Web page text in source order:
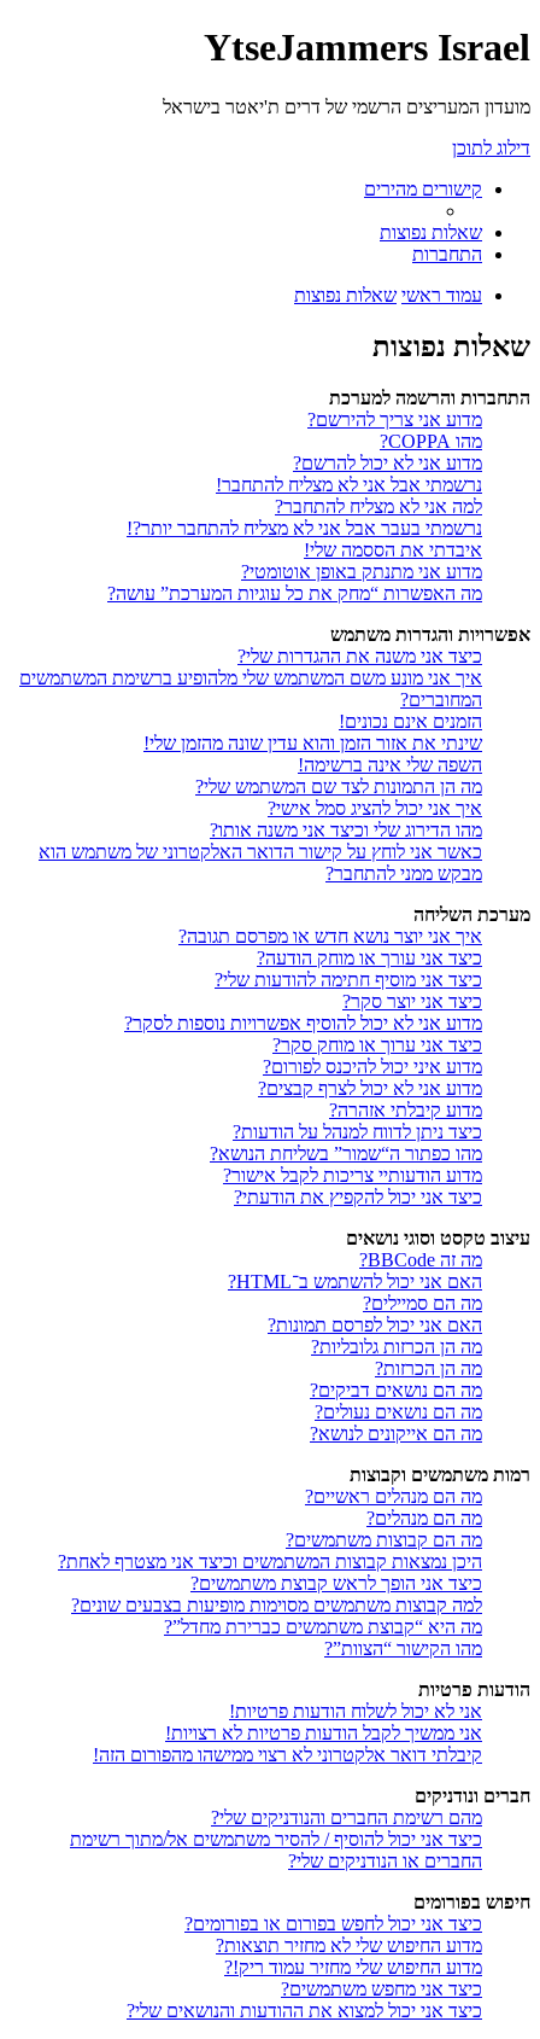
YtseJammers Israel
מועדון המעריצים הרשמי של דרים ת'יאטר בישראל
דילוג לתוכן
קישורים מהירים
שאלות נפוצות
התחברות
עמוד ראשי שאלות נפוצות
שאלות נפוצות
התחברות והרשמה למערכת
מדוע אני צריך להירשם?
מהו COPPA?
מדוע אני לא יכול להרשם?
נרשמתי אבל אני לא מצליח להתחבר!
למה אני לא מצליח להתחבר?
נרשמתי בעבר אבל אני לא מצליח להתחבר יותר?!
איבדתי את הססמה שלי!
מדוע אני מתנתק באופן אוטומטי?
מה האפשרות “מחק את כל עוגיות המערכת” עושה?
אפשרויות והגדרות משתמש
כיצד אני משנה את ההגדרות שלי?
איך אני מונע משם המשתמש שלי מלהופיע ברשימת המשתמשים
המחוברים?
הזמנים אינם נכונים!
שינתי את אזור הזמן והוא עדין שונה מהזמן שלי!
השפה שלי אינה ברשימה!
מה הן התמונות לצד שם המשתמש שלי?
איך אני יכול להציג סמל אישי?
מהו הדירוג שלי וכיצד אני משנה אותו?
כאשר אני לוחץ על קישור הדואר האלקטרוני של משתמש הוא
מבקש ממני להתחבר?
מערכת השליחה
איך אני יוצר נושא חדש או מפרסם תגובה?
כיצד אני עורך או מוחק הודעה?
כיצד אני מוסיף חתימה להודעות שלי?
כיצד אני יוצר סקר?
מדוע אני לא יכול להוסיף אפשרויות נוספות לסקר?
כיצד אני ערוך או מוחק סקר?
מדוע איני יכול להיכנס לפורום?
מדוע אני לא יכול לצרף קבצים?
מדוע קיבלתי אזהרה?
כיצד ניתן לדווח למנהל על הודעות?
מהו כפתור ה“שמור” בשליחת הנושא?
מדוע הודעותיי צריכות לקבל אישור?
כיצד אני יכול להקפיץ את הודעתי?
עיצוב טקסט וסוגי נושאים
מה זה BBCode?
האם אני יכול להשתמש ב־HTML?
מה הם סמיילים?
האם אני יכול לפרסם תמונות?
מה הן הכרזות גלובליות?
מה הן הכרזות?
מה הם נושאים דביקים?
מה הם נושאים נעולים?
מה הם אייקונים לנושא?
רמות משתמשים וקבוצות
מה הם מנהלים ראשיים?
מה הם מנהלים?
מה הם קבוצות משתמשים?
היכן נמצאות קבוצות המשתמשים וכיצד אני מצטרף לאחת?
כיצד אני הופך לראש קבוצת משתמשים?
למה קבוצות משתמשים מסוימות מופיעות בצבעים שונים?
מה היא “קבוצת משתמשים כברירת מחדל”?
מהו הקישור “הצוות”?
הודעות פרטיות
אני לא יכול לשלוח הודעות פרטיות!
אני ממשיך לקבל הודעות פרטיות לא רצויות!
קיבלתי דואר אלקטרוני לא רצוי ממישהו מהפורום הזה!
חברים ונודניקים
מהם רשימת החברים והנודניקים שלי?
כיצד אני יכול להוסיף / להסיר משתמשים אל/מתוך רשימת
החברים או הנודניקים שלי?
חיפוש בפורומים
כיצד אני יכול לחפש בפורום או בפורומים?
מדוע החיפוש שלי לא מחזיר תוצאות?
מדוע החיפוש שלי מחזיר עמוד ריק!?
כיצד אני מחפש משתמשים?
כיצד אני יכול למצוא את ההודעות והנושאים שלי?